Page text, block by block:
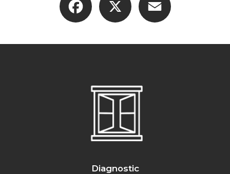
Diagnostic